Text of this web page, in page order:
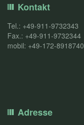
Kontakt
Tel.: +49-911-9732343
Fax.: +49-911-9732344
mobil: +49-172-8918740
Adresse